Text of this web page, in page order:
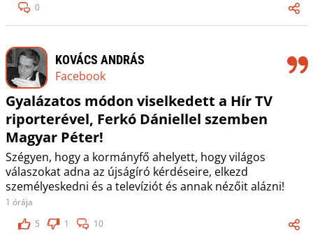
0
KOVÁCS ANDRÁS
Facebook
Gyalázatos módon viselkedett a Hír TV
riporterével, Ferkó Dániellel szemben
Magyar Péter!
Szégyen, hogy a kormányfő ahelyett, hogy világos
válaszokat adna az újságíró kérdéseire, elkezd
személyeskedni és a televíziót és annak nézőit alázni!
1 órája
5
1 10